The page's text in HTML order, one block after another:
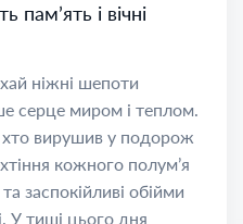
пам’ять і вічні
ніжні шепоти
серце миром і теплом.
хто вирушив у подорож
кожного полум’я
заспокійливі обійми
У тиші цього дня